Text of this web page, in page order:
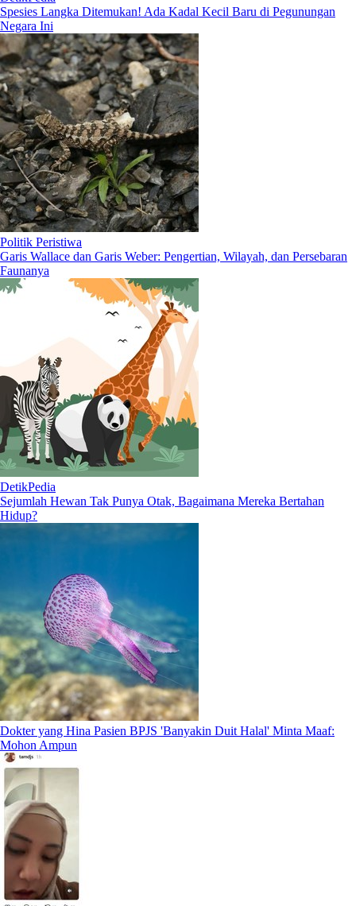
Spesies Langka Ditemukan! Ada Kadal Kecil Baru di Pegunungan
Negara Ini
Politik Peristiwa
Garis Wallace dan Garis Weber: Pengertian, Wilayah, dan Persebaran
Faunanya
DetikPedia
Sejumlah Hewan Tak Punya Otak, Bagaimana Mereka Bertahan
Hidup?
Dokter yang Hina Pasien BPJS 'Banyakin Duit Halal' Minta Maaf:
Mohon Ampun